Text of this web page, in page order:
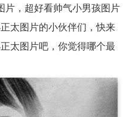
，超好看帅气小男孩图片
太图片的小伙伴们，快来
太图片吧，你觉得哪个最